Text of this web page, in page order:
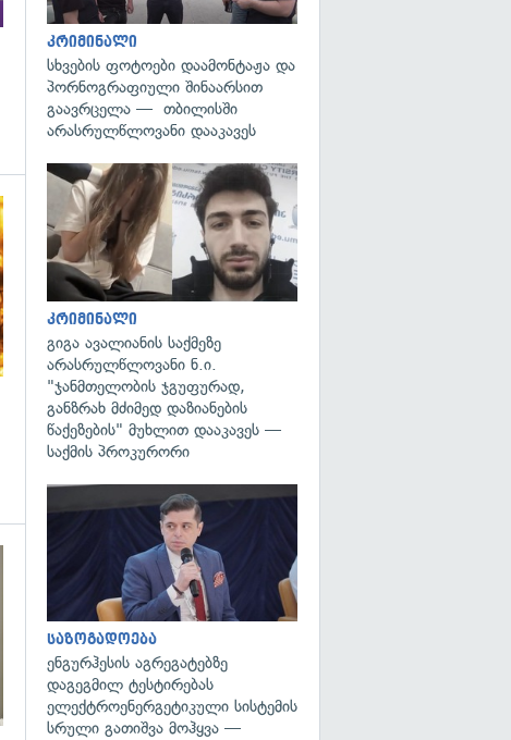
გადახედვა
გადახედვა
კრიმინალი
სხვების ფოტოები დაამონტაჟა და
პორნოგრაფიული შინაარსით
გაავრცელა — თბილისში
არასრულწლოვანი დააკავეს
კრიმინალი
გიგა ავალიანის საქმეზე
არასრულწლოვანი ნ.ი.
"ჯანმთელობის ჯგუფურად,
განზრახ მძიმედ დაზიანების
წაქეზების" მუხლით დააკავეს —
საქმის პროკურორი
საზოგადოება
ენგურჰესის აგრეგატებზე
დაგეგმილ ტესტირებას
ელექტროენერგეტიკული სისტემის
სრული გათიშვა მოჰყვა —